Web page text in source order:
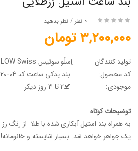
0 نظر / نظر بدهید
3,200,000 تومان
تولید کنندگان
اِسلُو سوئیس SLOW Swiss
کد محصول:
بند یدکی ساعت کد 04-20
موجودی:
2 تا 3 روز دیگر
توضیحات کوتاه
به همراه بند استیل آبکاری شده با طلا از رنگ
یک جواهر خواهد شد. بسیار شایسته و خانومانه!